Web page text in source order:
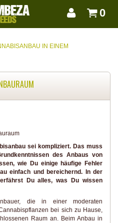
0
IN EINEM
sei kompliziert. Das muss
des Anbaus von
wie Du einige häufige Fehler
einfach und bereichernd. In der
erfährst Du alles, was Du wissen
die in einer moderaten
bei sich zu Hause,
Raum an. Beim Anbau in